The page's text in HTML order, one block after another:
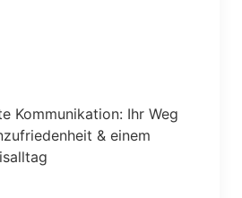
Kommunikation: Ihr Weg
& einem